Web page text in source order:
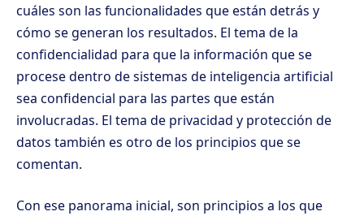
cuáles son las funcionalidades que están detrás y
cómo se generan los resultados. El tema de la
confidencialidad para que la información que se
procese dentro de sistemas de inteligencia artificial
sea confidencial para las partes que están
involucradas. El tema de privacidad y protección de
datos también es otro de los principios que se
comentan.
Con ese panorama inicial, son principios a los que